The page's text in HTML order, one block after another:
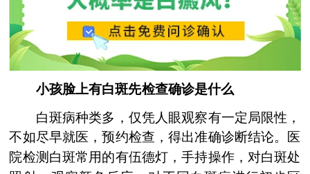
小孩脸上有白斑先检查确诊是什么
白斑病种类多，仅凭人眼观察有一定局限性，
不如尽早就医，预约检查，得出准确诊断结论。医
院检测白斑常用的有伍德灯，手持操作，对白斑处